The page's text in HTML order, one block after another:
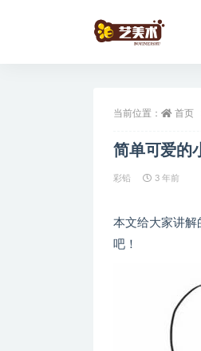
当前位置： 首页
简单可爱的
彩铅 3 年前
本文给大家讲解
吧！